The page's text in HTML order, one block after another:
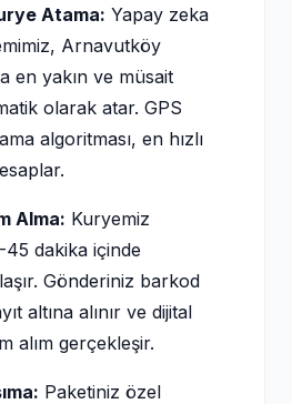
Atama: Yapay zeka
Arnavutköy
en yakın ve müsait
olarak atar. GPS
algoritması, en hızlı
Alma: Kuryemiz
dakika içinde
Gönderiniz barkod
altına alınır ve dijital
alım gerçekleşir.
Paketiniz özel